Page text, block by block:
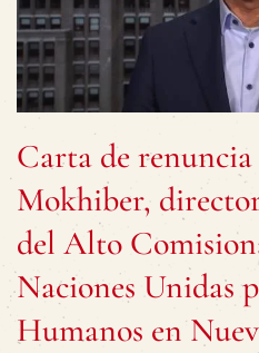
Carta de
Mokhiber,
del Alto
Naciones Unidas
Humanos en